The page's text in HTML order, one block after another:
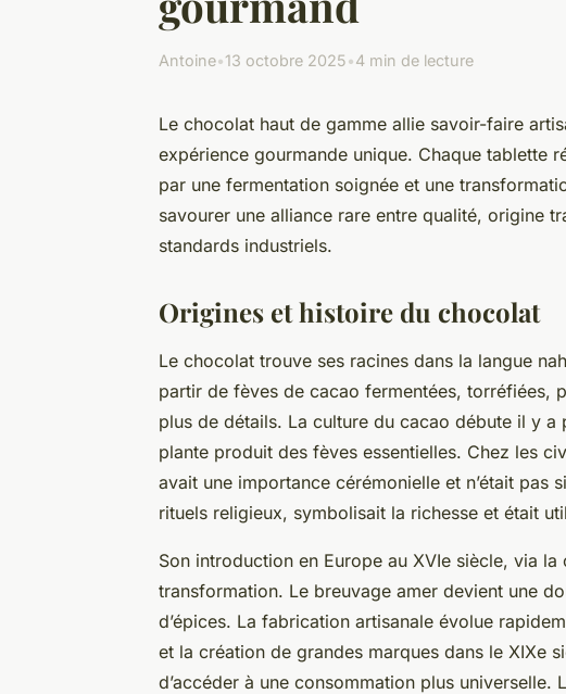
Antoine•13 octobre 2025•4 min de lecture
Le chocolat haut de gamme allie savoir-faire
expérience gourmande unique. Chaque tablette
par une fermentation soignée et une
savourer une alliance rare entre qualité, origine
standards industriels.
Origines et histoire du chocolat
Le chocolat trouve ses racines dans la langue
partir de fèves de cacao fermentées, torréfiées,
plus de détails. La culture du cacao débute il y
plante produit des fèves essentielles. Chez les
avait une importance cérémonielle et n’était pas
rituels religieux, symbolisait la richesse et était
Son introduction en Europe au XVIe siècle, via
transformation. Le breuvage amer devient une
d’épices. La fabrication artisanale évolue
et la création de grandes marques dans le XIXe
d’accéder à une consommation plus